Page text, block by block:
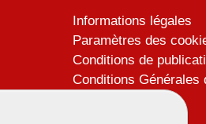
Informations légales
Paramètres des
Conditions de
Conditions Générales